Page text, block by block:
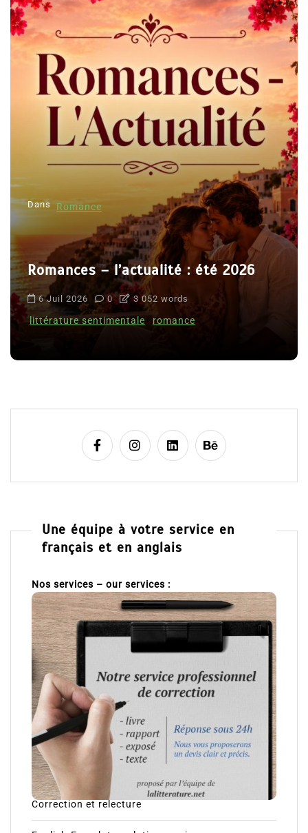
Dans Romance
Romances – l’actualité : été 2026
6 Juil 2026 0 3 052 words
littérature sentimentale romance
Une équipe à votre service en
français et en anglais
Nos services – our services :
Correction et relecture